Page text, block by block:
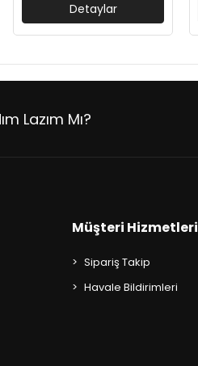
+
Detaylar
Lazım Mı?
Müşteri Hizmetleri
Sipariş Takip
Havale Bildirimleri